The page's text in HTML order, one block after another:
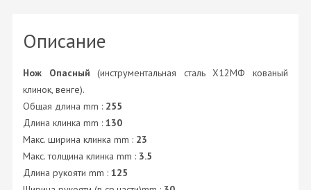
Описание
Нож Опасный (инструментальная сталь Х12МФ кованый
клинок, венге).
Общая длина mm : 255
Длина клинка mm : 130
Макс. ширина клинка mm : 23
Макс. толщина клинка mm : 3.5
Длина рукояти mm : 125